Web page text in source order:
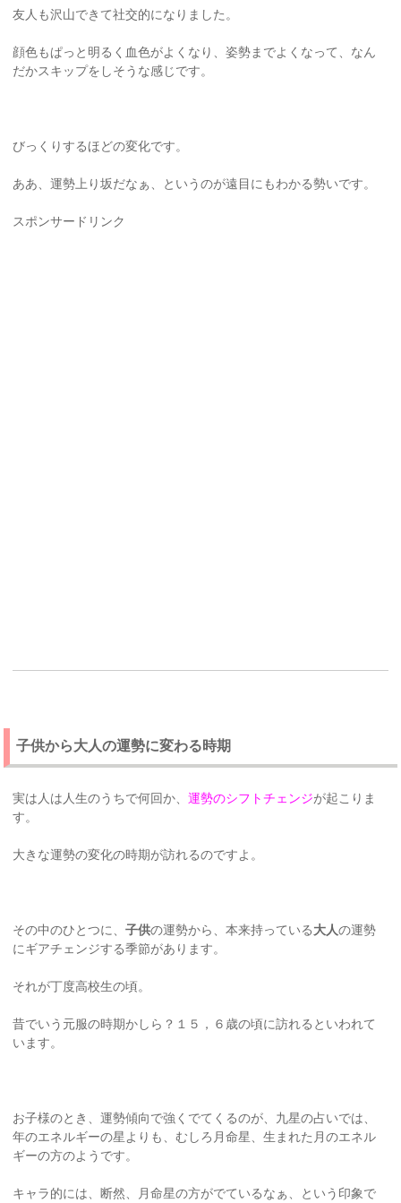
友人も沢山できて社交的になりました。
顔色もぱっと明るく血色がよくなり、姿勢までよくなって、なん
だかスキップをしそうな感じです。
びっくりするほどの変化です。
ああ、運勢上り坂だなぁ、というのが遠目にもわかる勢いです。
スポンサードリンク
子供から大人の運勢に変わる時期
実は人は人生のうちで何回か、運勢のシフトチェンジが起こりま
す。
大きな運勢の変化の時期が訪れるのですよ。
その中のひとつに、子供の運勢から、本来持っている大人の運勢
にギアチェンジする季節があります。
それが丁度高校生の頃。
昔でいう元服の時期かしら？１５，６歳の頃に訪れるといわれて
います。
お子様のとき、運勢傾向で強くでてくるのが、九星の占いでは、
年のエネルギーの星よりも、むしろ月命星、生まれた月のエネル
ギーの方のようです。
キャラ的には、断然、月命星の方がでているなぁ、という印象で